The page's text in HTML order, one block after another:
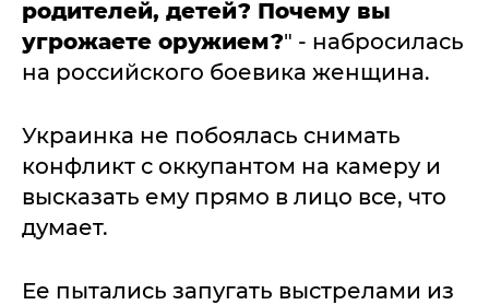
родителей, детей? Почему вы
угрожаете оружием?" - набросилась
на российского боевика женщина.
Украинка не побоялась снимать
конфликт с оккупантом на камеру и
высказать ему прямо в лицо все, что
думает.
Ее пытались запугать выстрелами из